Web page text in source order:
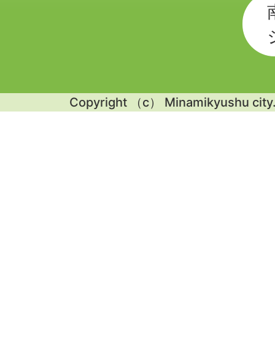
Copyright （c） Minamikyushu